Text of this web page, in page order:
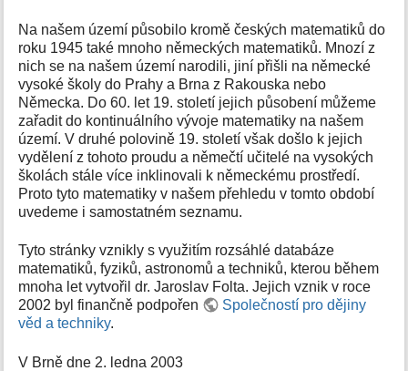
Na našem území působilo kromě českých matematiků do
roku 1945 také mnoho německých matematiků. Mnozí z
nich se na našem území narodili, jiní přišli na německé
vysoké školy do Prahy a Brna z Rakouska nebo
Německa. Do 60. let 19. století jejich působení můžeme
zařadit do kontinuálního vývoje matematiky na našem
území. V druhé polovině 19. století však došlo k jejich
vydělení z tohoto proudu a němečtí učitelé na vysokých
školách stále více inklinovali k německému prostředí.
Proto tyto matematiky v našem přehledu v tomto období
uvedeme i samostatném seznamu.
Tyto stránky vznikly s využitím rozsáhlé databáze
matematiků, fyziků, astronomů a techniků, kterou během
mnoha let vytvořil dr. Jaroslav Folta. Jejich vznik v roce
2002 byl finančně podpořen
Společností pro dějiny
věd a techniky.
V Brně dne 2. ledna 2003